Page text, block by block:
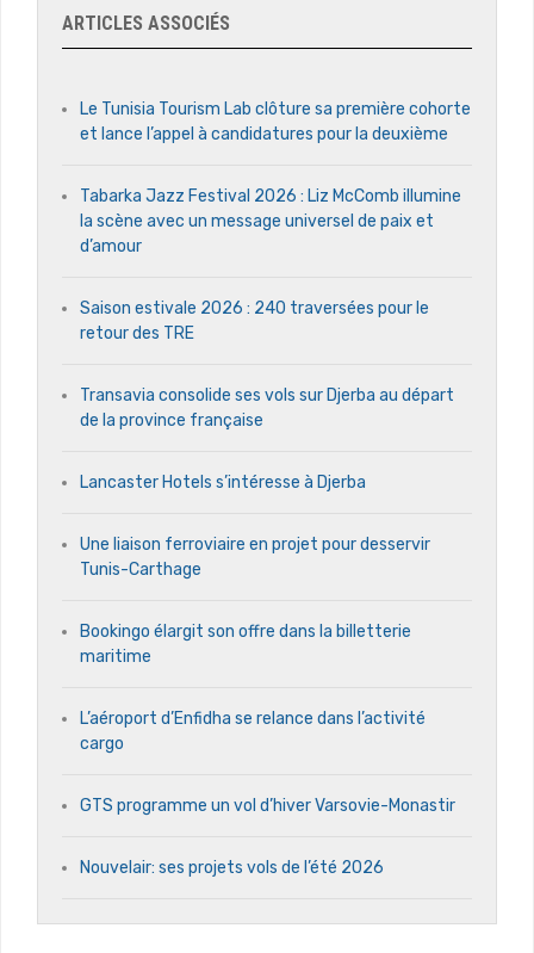
ARTICLES ASSOCIÉS
Le Tunisia Tourism Lab clôture sa première cohorte
et lance l’appel à candidatures pour la deuxième
Tabarka Jazz Festival 2026 : Liz McComb illumine
la scène avec un message universel de paix et
d’amour
Saison estivale 2026 : 240 traversées pour le
retour des TRE
Transavia consolide ses vols sur Djerba au départ
de la province française
Lancaster Hotels s’intéresse à Djerba
Une liaison ferroviaire en projet pour desservir
Tunis-Carthage
Bookingo élargit son offre dans la billetterie
maritime
L’aéroport d’Enfidha se relance dans l’activité
cargo
GTS programme un vol d’hiver Varsovie-Monastir
Nouvelair: ses projets vols de l’été 2026